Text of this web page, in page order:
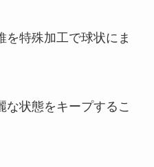
を特殊加工で球状にま
な状態をキープするこ